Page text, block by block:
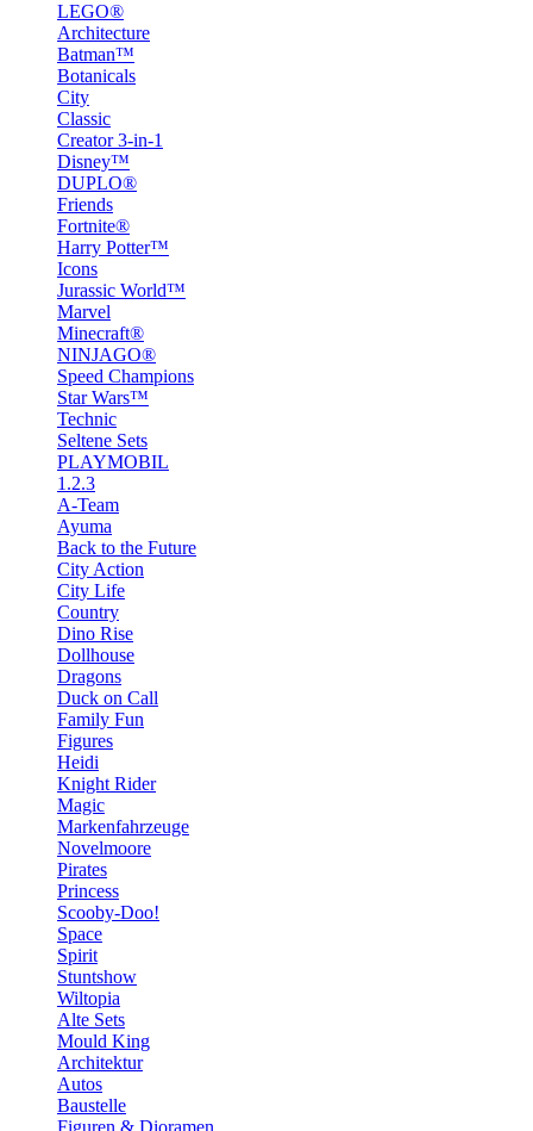
LEGO®
Architecture
Batman™
Botanicals
City
Classic
Creator 3-in-1
Disney™
DUPLO®
Friends
Fortnite®
Harry Potter™
Icons
Jurassic World™
Marvel
Minecraft®
NINJAGO®
Speed Champions
Star Wars™
Technic
Seltene Sets
PLAYMOBIL
1.2.3
A-Team
Ayuma
Back to the Future
City Action
City Life
Country
Dino Rise
Dollhouse
Dragons
Duck on Call
Family Fun
Figures
Heidi
Knight Rider
Magic
Markenfahrzeuge
Novelmoore
Pirates
Princess
Scooby-Doo!
Space
Spirit
Stuntshow
Wiltopia
Alte Sets
Mould King
Architektur
Autos
Baustelle
Figuren & Dioramen